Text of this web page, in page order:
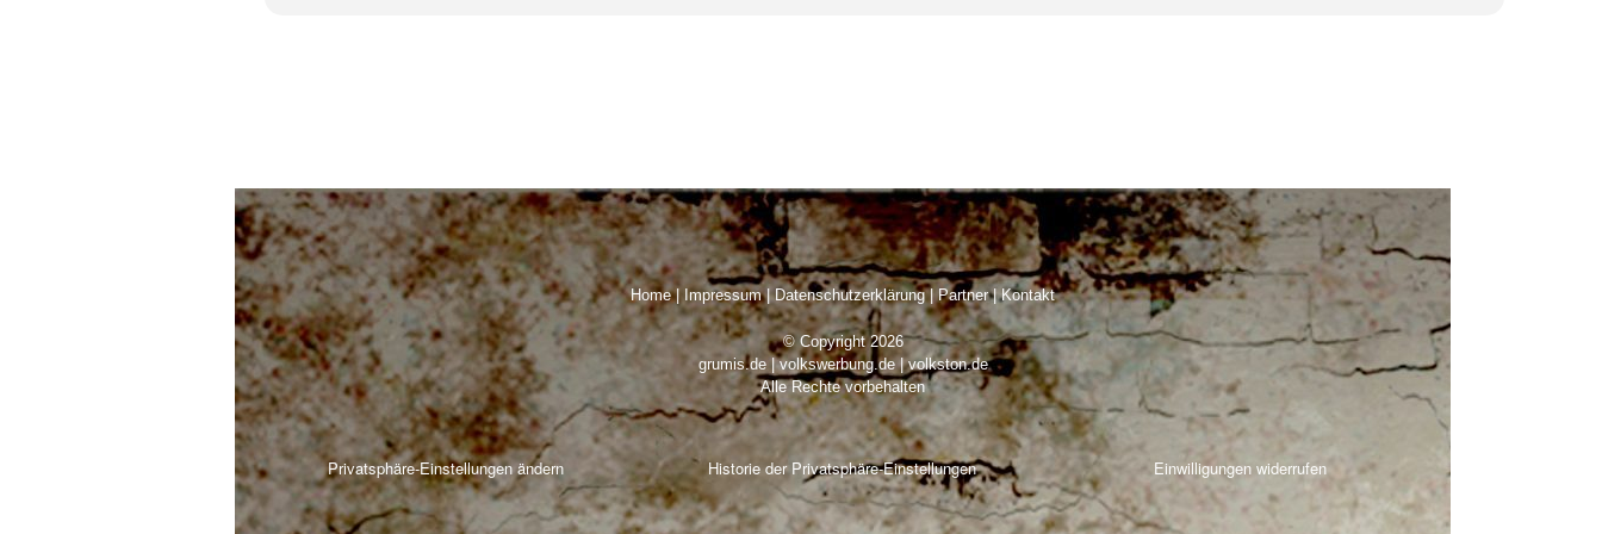
Home| Impressum|Datenschutzerklärung|Partner|Kontakt
© Copyright 2026
grumis.de | volkswerbung.de | volkston.de
Alle Rechte vorbehalten
Privatsphäre-Einstellungen ändern Historie der Privatsphäre-Einstellungen Einwilligungen widerrufen